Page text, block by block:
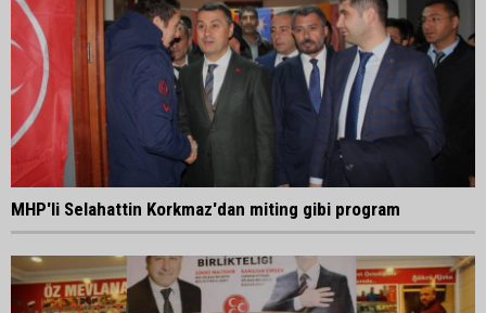
MHP'li Selahattin Korkmaz'dan miting gibi program